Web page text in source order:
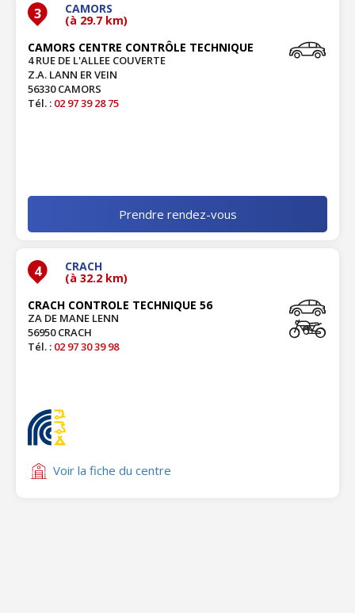
3 CAMORS
(à 29.7 km)
CAMORS CENTRE CONTRÔLE TECHNIQUE
4 RUE DE L'ALLEE COUVERTE
Z.A. LANN ER VEIN
56330 CAMORS
Tél. : 02 97 39 28 75
Prendre rendez-vous
4 CRACH
(à 32.2 km)
CRACH CONTROLE TECHNIQUE 56
ZA DE MANE LENN
56950 CRACH
Tél. : 02 97 30 39 98
Voir la fiche du centre